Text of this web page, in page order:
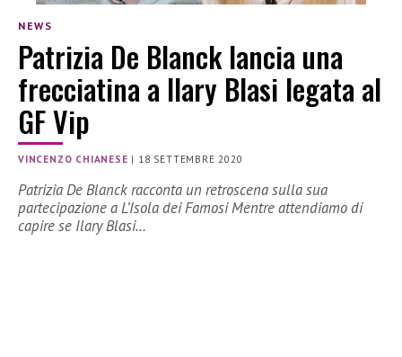
NEWS
Patrizia De Blanck lancia una
frecciatina a Ilary Blasi legata al
GF Vip
VINCENZO CHIANESE | 18 SETTEMBRE 2020
Patrizia De Blanck racconta un retroscena sulla sua
partecipazione a L’Isola dei Famosi Mentre attendiamo di
capire se Ilary Blasi…